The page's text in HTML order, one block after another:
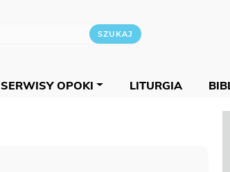
SERWISY OPOKI LITURGIA